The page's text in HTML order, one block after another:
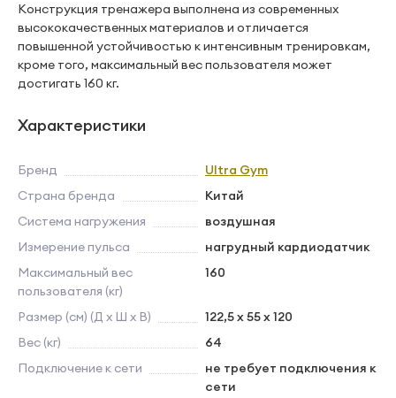
Конструкция тренажера выполнена из современных
высококачественных материалов и отличается
повышенной устойчивостью к интенсивным тренировкам,
кроме того, максимальный вес пользователя может
достигать 160 кг.
Характеристики
Бренд
Ultra Gym
Страна бренда
Китай
Система нагружения
воздушная
Измерение пульса
нагрудный кардиодатчик
Максимальный вес
пользователя (кг)
160
Размер (см) (Д х Ш х В)
122,5 х 55 х 120
Вес (кг)
64
Подключение к сети
не требует подключения к
сети